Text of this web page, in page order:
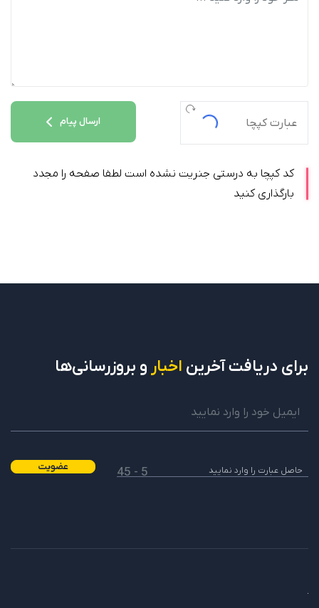
ارسال پیام
کد کپچا به درستی جنریت نشده است لطفا صفحه را مجدد
بارگذاری کنید
برای دریافتآخرین اخبار و بروزرسانی‌ها
5 - 45 عضویت